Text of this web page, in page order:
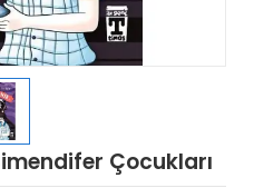
Çocukları